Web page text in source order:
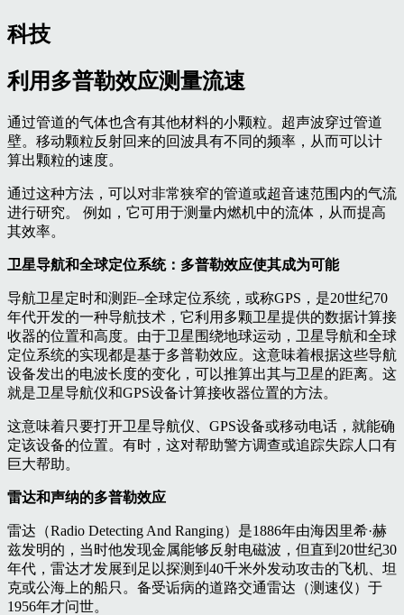
科技
利用多普勒效应测量流速
通过管道的气体也含有其他材料的小颗粒。超声波穿过管道
壁。移动颗粒反射回来的回波具有不同的频率，从而可以计
算出颗粒的速度。
通过这种方法，可以对非常狭窄的管道或超音速范围内的气流
进行研究。 例如，它可用于测量内燃机中的流体，从而提高
其效率。
卫星导航和全球定位系统：多普勒效应使其成为可能
导航卫星定时和测距–全球定位系统，或称GPS，是20世纪70
年代开发的一种导航技术，它利用多颗卫星提供的数据计算接
收器的位置和高度。由于卫星围绕地球运动，卫星导航和全球
定位系统的实现都是基于多普勒效应。这意味着根据这些导航
设备发出的电波长度的变化，可以推算出其与卫星的距离。这
就是卫星导航仪和GPS设备计算接收器位置的方法。
这意味着只要打开卫星导航仪、GPS设备或移动电话，就能确
定该设备的位置。有时，这对帮助警方调查或追踪失踪人口有
巨大帮助。
雷达和声纳的多普勒效应
雷达（Radio Detecting And Ranging）是1886年由海因里希·赫
兹发明的，当时他发现金属能够反射电磁波，但直到20世纪30
年代，雷达才发展到足以探测到40千米外发动攻击的飞机、坦
克或公海上的船只。备受诟病的道路交通雷达（测速仪）于
1956年才问世。